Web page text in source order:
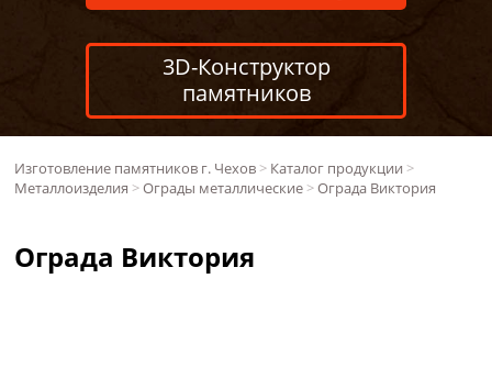
3D-Конструктор
памятников
Изготовление памятников г. Чехов > Каталог продукции >
Металлоизделия >Ограды металлические >Ограда Виктория
Ограда Виктория